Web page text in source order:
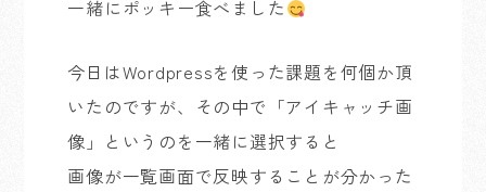
一緒にポッキー食べました
今日はWordpressを使った課題を何個か頂
いたのですが、その中で「アイキャッチ画
像」というのを一緒に選択すると
画像が一覧画面で反映することが分かった